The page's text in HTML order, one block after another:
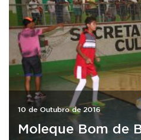
10 de Outubro de 2016
Moleque Bom de